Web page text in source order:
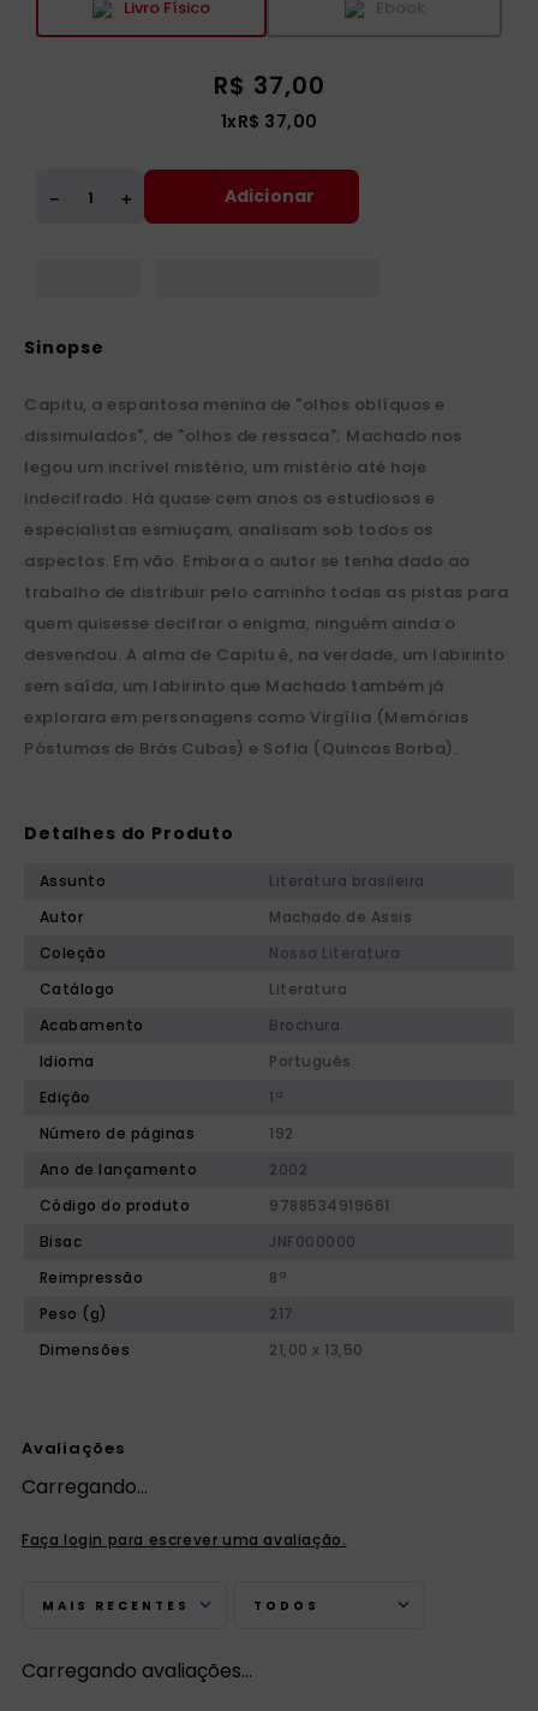
Livro Físico
R$ 37,00
1xR$ 37,00
＋
－ Adicionar
Capitu, a espantosa menina de "olhos oblíquos e
dissimulados", de "olhos de ressaca"; Machado nos
legou um incrível mistério, um mistério até hoje
indecifrado. Há quase cem anos os estudiosos e
especialistas esmiuçam, analisam sob todos os
aspectos. Em vão. Embora o autor se tenha dado ao
trabalho de distribuir pelo caminho todas as pistas para
quem quisesse decifrar o enigma, ninguém ainda o
desvendou. A alma de Capitu é, na verdade, um labirinto
sem saída, um labirinto que Machado também já
explorara em personagens como Virgília (Memórias
Póstumas de Brás Cubas) e Sofia (Quincas Borba).
Detalhes do Produto
Assunto
Literatura brasileira
Autor
Machado de Assis
Coleção
Nossa Literatura
Catálogo
Literatura
Acabamento
Brochura
Idioma
Português
Edição
1ª
Número de páginas
192
Ano de lançamento
2002
Código do produto
9788534919661
Bisac
JNF000000
Reimpressão
8ª
Peso (g)
217
Dimensões
21,00 x 13,50
Avaliações
Carregando…
Faça login para escrever uma avaliação.
MAIS RECENTES TODOS
Carregando avaliações…